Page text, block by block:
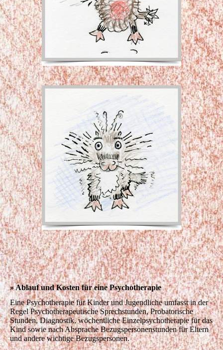
» Ablauf und Kosten für eine Psychotherapie
Eine Psychotherapie für Kinder und Jugendliche umfasst in der
Regel Psychotherapeutische Sprechstunden, Probatorische
Stunden, Diagnostik, wöchentliche Einzelpsychotherapie für das
Kind sowie nach Absprache Bezugspersonenstunden für Eltern
und andere wichtige Bezugspersonen.